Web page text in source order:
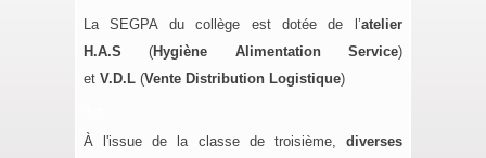
La SEGPA du collège est dotée de l’atelier
H.A.S (Hygiène Alimentation Service)
etV.D.L(Vente Distribution Logistique)
À l'issue de la classe de troisième, diverses